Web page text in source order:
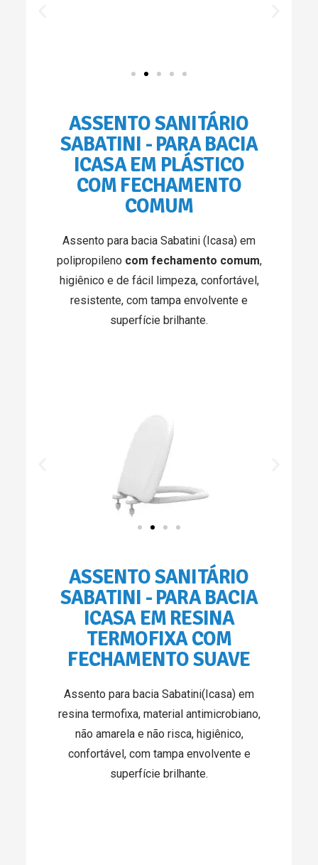
ASSENTO SANITÁRIO
SABATINI - PARA BACIA
ICASA EM PLÁSTICO
COM FECHAMENTO
COMUM
Assento para bacia Sabatini (Icasa) em
polipropileno com fechamento comum,
higiênico e de fácil limpeza, confortável,
resistente, com tampa envolvente e
superfície brilhante.
ASSENTO SANITÁRIO
SABATINI - PARA BACIA
ICASA EM RESINA
TERMOFIXA COM
FECHAMENTO SUAVE
Assento para bacia Sabatini(Icasa) em
resina termofixa, material antimicrobiano,
não amarela e não risca, higiênico,
confortável, com tampa envolvente e
superfície brilhante.